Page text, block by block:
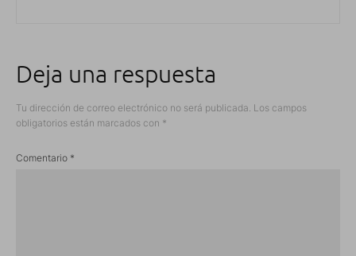
Deja una respuesta
Tu dirección de correo electrónico no será publicada. Los campos
obligatorios están marcados con *
Comentario *